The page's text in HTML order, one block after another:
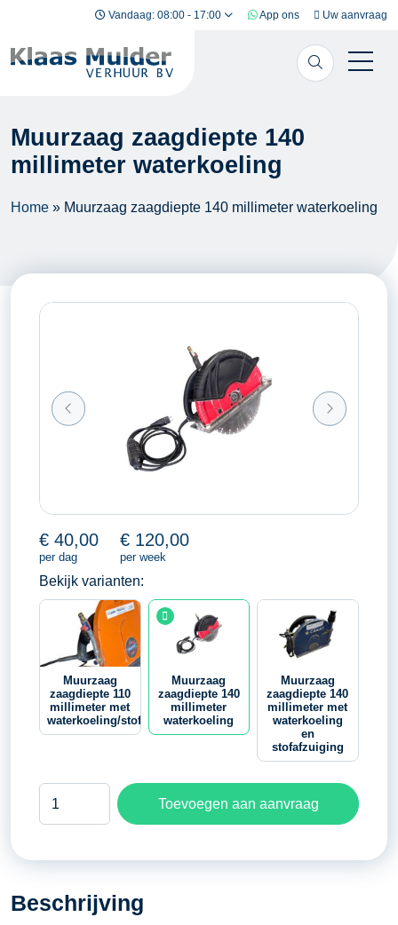
Ga naar inhoud Vandaag: 08:00 - 17:00 App ons Uw aanvraag
Muurzaag zaagdiepte 140
millimeter waterkoeling
Home » Muurzaag zaagdiepte 140 millimeter waterkoeling
€ 40,00
per dag
€ 120,00
per week
Bekijk varianten:
Muurzaag
zaagdiepte 110
millimeter met
waterkoeling/stofafzuiging
Muurzaag
zaagdiepte 140
millimeter
waterkoeling
Muurzaag
zaagdiepte 140
millimeter met
waterkoeling
en
stofafzuiging
millimeter
aantal
Toevoegen aan aanvraag
Beschrijving